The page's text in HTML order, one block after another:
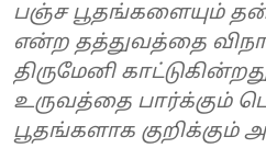
பஞ்ச பூதங்களையும்
என்ற தத்துவத்தை
திருமேனி காட்டுகின்றது. நாம்
உருவத்தை பார்க்கும்
பூதங்களாக